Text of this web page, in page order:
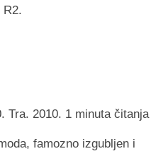
R2.
Tra. 2010. 1 minuta čitanja